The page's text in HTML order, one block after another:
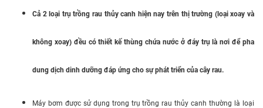
Cả 2 loại trụ trồng rau thủy canh hiện nay trên thị trường (loại xoay và
không xoay) đều có thiết kế thùng chứa nước ở đáy trụ là nơi để pha
dung dịch dinh dưỡng đáp ứng cho sự phát triển của cây rau.
Máy bơm được sử dụng trong trụ trồng rau thủy canh thường là loại